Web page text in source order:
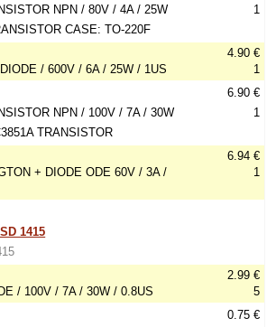
NPN / 80V / 4A / 25W
CASE: TO-220F
1
/ 600V / 6A / 25W / 1US
4.90 €
1
NPN / 100V / 7A / 30W
TRANSISTOR
6.90 €
1
+ DIODE ODE 60V / 3A /
6.94 €
1
1415
/ 100V / 7A / 30W / 0.8US
2.99 €
5
0.75 €